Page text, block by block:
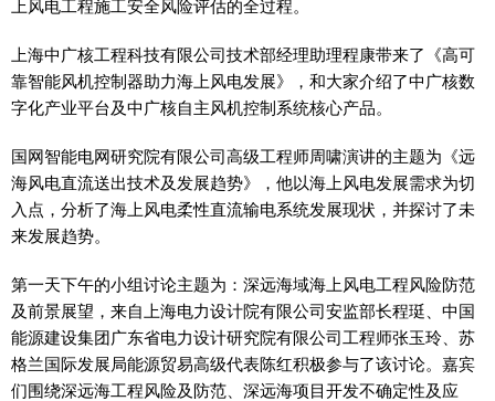
上风电工程施工安全风险评估的全过程。
上海中广核工程科技有限公司技术部经理助理程康带来了《高可
靠智能风机控制器助力海上风电发展》，和大家介绍了中广核数
字化产业平台及中广核自主风机控制系统核心产品。
国网智能电网研究院有限公司高级工程师周啸演讲的主题为《远
海风电直流送出技术及发展趋势》，他以海上风电发展需求为切
入点，分析了海上风电柔性直流输电系统发展现状，并探讨了未
来发展趋势。
第一天下午的小组讨论主题为：深远海域海上风电工程风险防范
及前景展望，来自上海电力设计院有限公司安监部长程珽、中国
能源建设集团广东省电力设计研究院有限公司工程师张玉玲、苏
格兰国际发展局能源贸易高级代表陈红积极参与了该讨论。嘉宾
们围绕深远海工程风险及防范、深远海项目开发不确定性及应